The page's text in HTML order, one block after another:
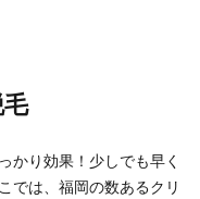
かり効果！少しでも早く
では、福岡の数あるクリ